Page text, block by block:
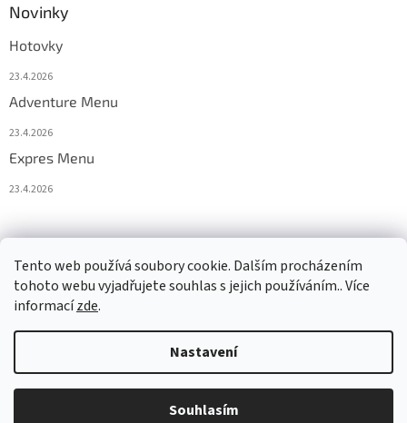
Tento web používá soubory cookie. Dalším procházením
tohoto webu vyjadřujete souhlas s jejich používáním.. Více
informacízde.
Nastavení
Souhlasím
Novinky
Hotovky
23.4.2026
Adventure Menu
23.4.2026
Expres Menu
23.4.2026
Copyright 2026www.333adventures.com. Všechna práva
vyhrazena.